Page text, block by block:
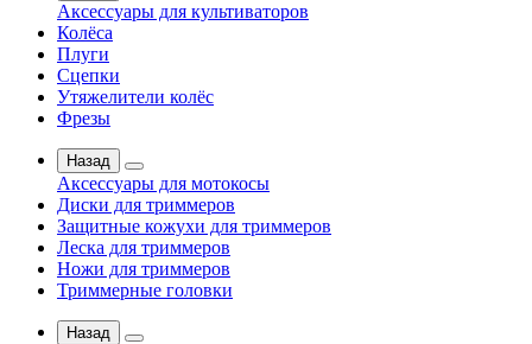
Аксессуары для культиваторов
Колёса
Плуги
Сцепки
Утяжелители колёс
Фрезы
Назад
Аксессуары для мотокосы
Диски для триммеров
Защитные кожухи для триммеров
Леска для триммеров
Ножи для триммеров
Триммерные головки
Назад